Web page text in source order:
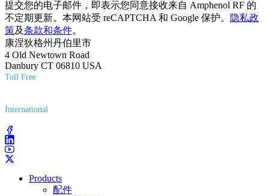
提交您的电子邮件，即表示您同意接收来自 Amphenol RF 的
不定期更新。本网站受 reCAPTCHA 和 Google 保护。
隐私政
策及条款和条件。
康涅狄格州丹伯里市
4 Old Newtown Road
Danbury CT 06810 USA
Toll Free
International
Products
配件